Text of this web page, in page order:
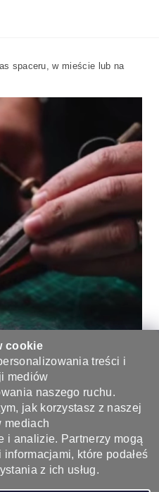
spaceru, w mieście lub na
opinię do tego produktu.
cookie
treści i
mediów
naszego ruchu.
jak korzystasz z naszej
mediach
i analizie. Partnerzy mogą
które podałeś
z ich usług.